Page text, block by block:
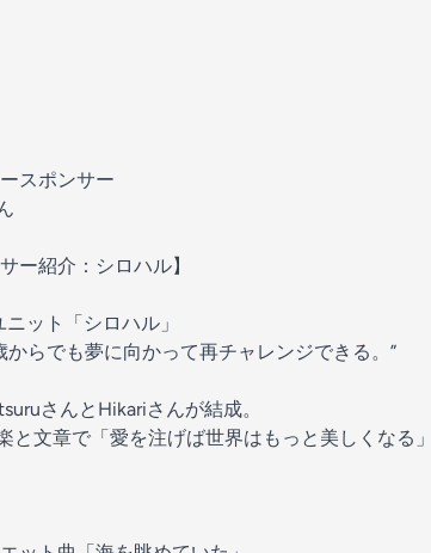
スポンサー
ー紹介：シロハル】
ット「シロハル」
からでも夢に向かって再チャレンジできる。”
さんとHikariさんが結成。
と文章で「愛を注げば世界はもっと美しくなる